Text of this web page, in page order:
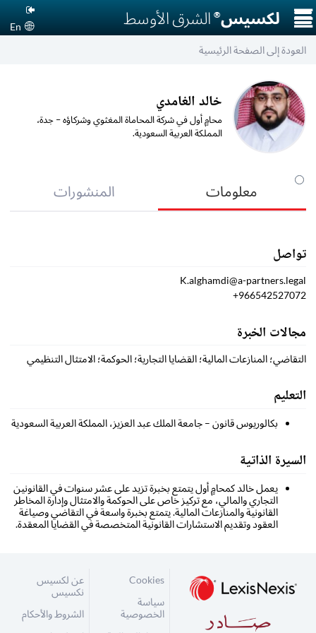
لكسيس®الشرق الأوسط En ☰
العودة إلى الصفحة الرئيسية
خالد الغامدي
محامٍ أول في شركة المحاماة المغثوي وشركاؤه – جدة،
المملكة العربية السعودية.
معلومات المنشورات
تواصل
K.alghamdi@a-partners.legal
966542527072+
مجالات الخبرة
التقاضي؛ المنازعات المالية؛ القضايا التجارية؛ الحوكمة؛ الامتثال التنظيمي
التعليم
بكالوريوس قانون – جامعة الملك عبد العزيز، المملكة العربية السعودية
السيرة الذاتية
يعمل خالد كمحامٍ أول يتمتع بخبرة تزيد على عشر سنوات في القانونين
التجاري والمالي، مع تركيز خاص على الحوكمة والامتثال وإدارة المخاطر
القانونية والمنازعات المالية. يتمتع بخبرة واسعة في التقاضي وصياغة
العقود وتقديم الاستشارات القانونية المتخصصة في القضايا المعقدة.
Cookies
سياسة
الخصوصية
عن لكسيس
نكسيس
الشروط والأحكام